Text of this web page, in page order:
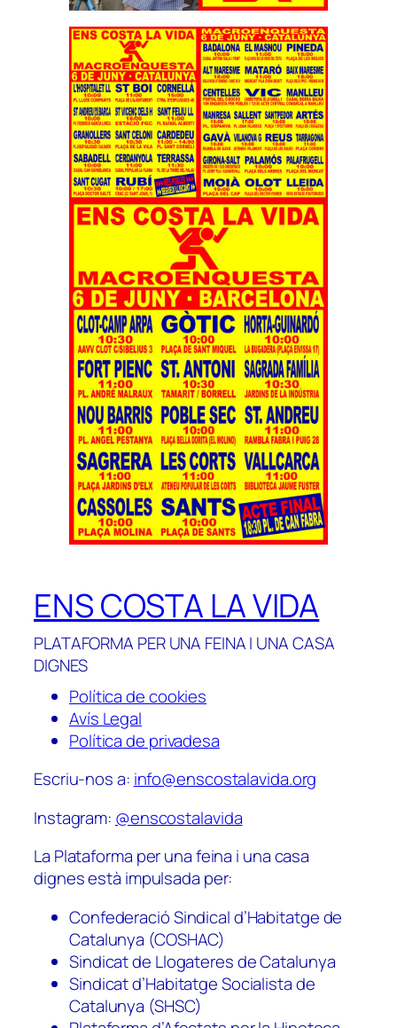
ENS COSTA LA VIDA
PLATAFORMA PER UNA FEINA I UNA CASA
DIGNES
Política de cookies
Avís Legal
Política de privadesa
Escriu-nos a: info@enscostalavida.org
Instagram: @enscostalavida
La Plataforma per una feina i una casa
dignes està impulsada per:
Confederació Sindical d’Habitatge de
Catalunya (COSHAC)
Sindicat de Llogateres de Catalunya
Sindicat d’Habitatge Socialista de
Catalunya (SHSC)